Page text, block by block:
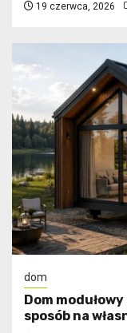
19 czerwca, 2026
dom
Dom
sposób na